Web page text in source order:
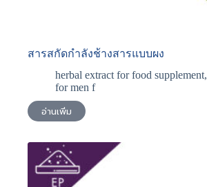
สารสกัดกําลังช้างสารแบบผง
herbal extract for food supplement,
for men f
อ่านเพิ่ม